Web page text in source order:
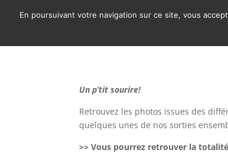
Un p’tit sourire!
Retrouvez les photos issues des
quelques unes de nos sorties
>> Vous pourrez retrouver la
En poursuivant votre navigation sur ce site, vous